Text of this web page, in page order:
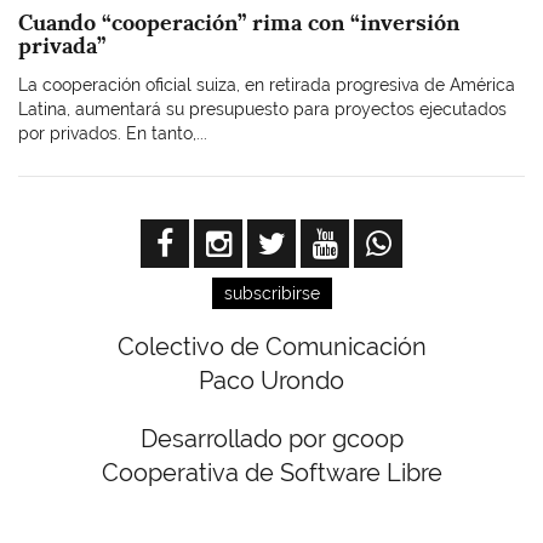
Cuando “cooperación” rima con “inversión
privada”
La cooperación oficial suiza, en retirada progresiva de América
Latina, aumentará su presupuesto para proyectos ejecutados
por privados. En tanto,...
subscribirse
Colectivo de Comunicación
Paco Urondo
Desarrollado por gcoop
Cooperativa de Software Libre